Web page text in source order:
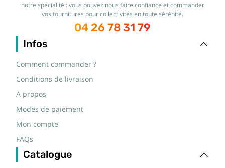
notre spécialité : vous pouvez nous faire confiance et commander
vos fournitures pour collectivités en toute sérénité.
04 26 78 31 79
Infos
Comment commander ?
Conditions de livraison
A propos
Modes de paiement
Mon compte
FAQs
Catalogue